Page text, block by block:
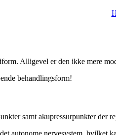
Alligevel er den ikke mere
behandlingsform!
samt akupressurpunkter der